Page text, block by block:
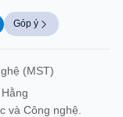
Góp ý
(MST)
và Công nghệ.